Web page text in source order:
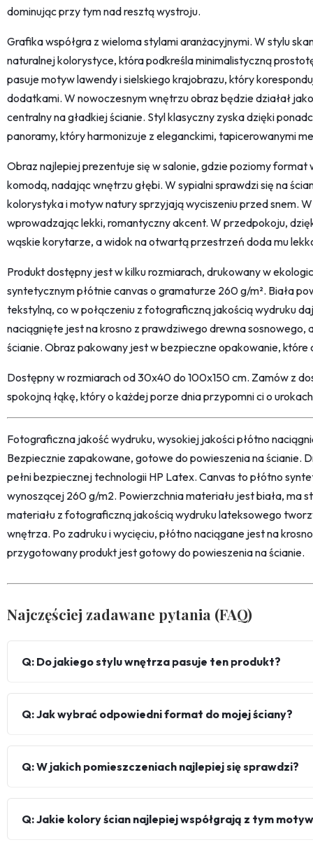
dominując przy tym nad resztą wystroju.
Grafika współgra z wieloma stylami aranżacyjnymi. W stylu
naturalnej kolorystyce, która podkreśla minimalistyczną
pasuje motyw lawendy i sielskiego krajobrazu, który
dodatkami. W nowoczesnym wnętrzu obraz będzie działał
centralny na gładkiej ścianie. Styl klasyczny zyska dzięki
panoramy, który harmonizuje z eleganckimi, tapicerowanymi
Obraz najlepiej prezentuje się w salonie, gdzie poziomy format
komodą, nadając wnętrzu głębi. W sypialni sprawdzi się na
kolorystyka i motyw natury sprzyjają wyciszeniu przed snem.
wprowadzając lekki, romantyczny akcent. W przedpokoju,
wąskie korytarze, a widok na otwartą przestrzeń doda mu
Produkt dostępny jest w kilku rozmiarach, drukowany w
syntetycznym płótnie canvas o gramaturze 260 g/m². Biała
tekstylną, co w połączeniu z fotograficzną jakością wydruku
naciągnięte jest na krosno z prawdziwego drewna sosnowego,
ścianie. Obraz pakowany jest w bezpieczne opakowanie, które
Dostępny w rozmiarach od 30x40 do 100x150 cm. Zamów z
spokojną łąkę, który o każdej porze dnia przypomni ci o
Fotograficzna jakość wydruku, wysokiej jakości płótno
Bezpiecznie zapakowane, gotowe do powieszenia na ścianie.
pełni bezpiecznej technologii HP Latex. Canvas to płótno
wynoszącej 260 g/m2. Powierzchnia materiału jest biała, ma
materiału z fotograficzną jakością wydruku lateksowego
wnętrza. Po zadruku i wycięciu, płótno naciągane jest na
przygotowany produkt jest gotowy do powieszenia na ścianie.
Najczęściej zadawane pytania (FAQ)
Q: Do jakiego stylu wnętrza pasuje ten produkt?
Q: Jak wybrać odpowiedni format do mojej ściany?
Q: W jakich pomieszczeniach najlepiej się sprawdzi?
Q: Jakie kolory ścian najlepiej współgrają z tym